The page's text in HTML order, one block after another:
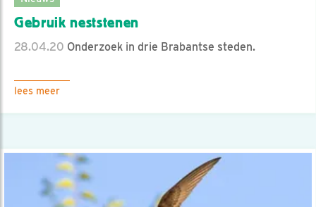
Gebruik neststenen
28.04.20 Onderzoek in drie Brabantse steden.
lees meer